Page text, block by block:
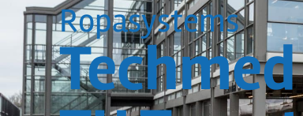
Ropasystems